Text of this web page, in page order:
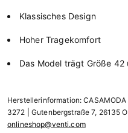
Klassisches Design
Hoher Tragekomfort
Das Model trägt Größe
Herstellerinformation:
3272 | Gutenbergstraße 7, 26135
onlineshop@venti.com